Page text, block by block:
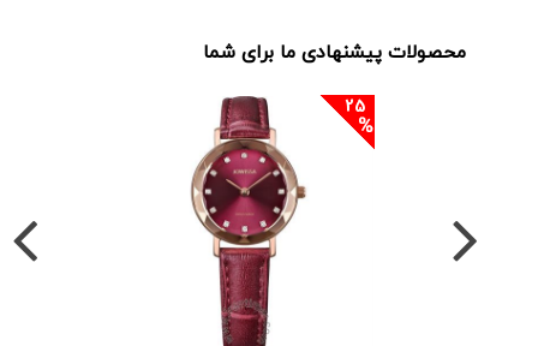
محصولات پیشنهادی ما برای شما
25